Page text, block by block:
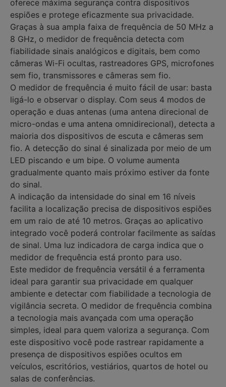
oferece máxima segurança contra dispositivos
espiões e protege eficazmente sua privacidade.
Graças à sua ampla faixa de frequência de 50 MHz a
8 GHz, o medidor de frequência detecta com
fiabilidade sinais analógicos e digitais, bem como
câmeras Wi-Fi ocultas, rastreadores GPS, microfones
sem fio, transmissores e câmeras sem fio.
O medidor de frequência é muito fácil de usar: basta
ligá-lo e observar o display. Com seus 4 modos de
operação e duas antenas (uma antena direcional de
micro-ondas e uma antena omnidirecional), detecta a
maioria dos dispositivos de escuta e câmeras sem
fio. A detecção do sinal é sinalizada por meio de um
LED piscando e um bipe. O volume aumenta
gradualmente quanto mais próximo estiver da fonte
do sinal.
A indicação da intensidade do sinal em 16 níveis
facilita a localização precisa de dispositivos espiões
em um raio de até 10 metros. Graças ao aplicativo
integrado você poderá controlar facilmente as saídas
de sinal. Uma luz indicadora de carga indica que o
medidor de frequência está pronto para uso.
Este medidor de frequência versátil é a ferramenta
ideal para garantir sua privacidade em qualquer
ambiente e detectar com fiabilidade a tecnologia de
vigilância secreta. O medidor de frequência combina
a tecnologia mais avançada com uma operação
simples, ideal para quem valoriza a segurança. Com
este dispositivo você pode rastrear rapidamente a
presença de dispositivos espiões ocultos em
veículos, escritórios, vestiários, quartos de hotel ou
salas de conferências.